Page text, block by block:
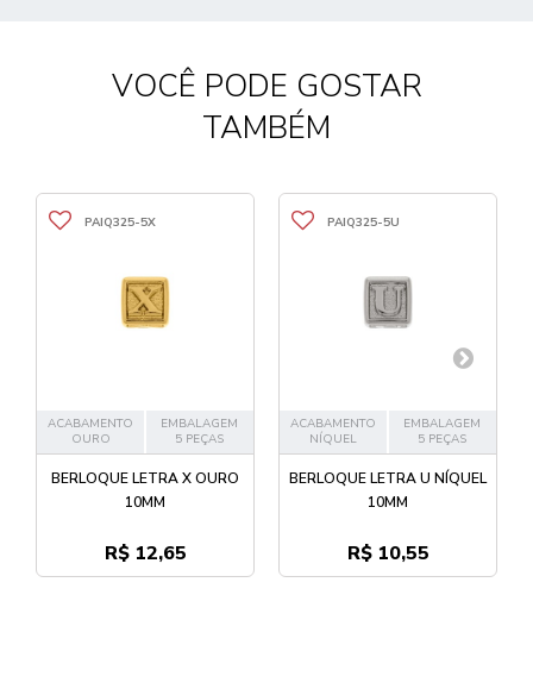
VOCÊ PODE GOSTAR
TAMBÉM
PAIQ325-5X
ACABAMENTO
OURO
EMBALAGEM
5 PEÇAS
BERLOQUE LETRA X OURO
10MM
R$ 12,65
PAIQ325-5U
ACABAMENTO
NÍQUEL
EMBALAGEM
5 PEÇAS
BERLOQUE LETRA U NÍQUEL
10MM
R$ 10,55